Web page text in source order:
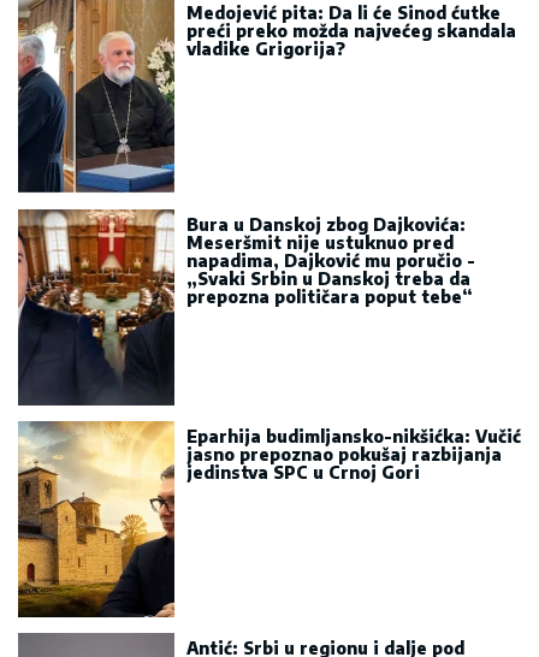
Medojević pita: Da li će Sinod ćutke
preći preko možda najvećeg skandala
vladike Grigorija?
Bura u Danskoj zbog Dajkovića:
Meseršmit nije ustuknuo pred
napadima, Dajković mu poručio -
„Svaki Srbin u Danskoj treba da
prepozna političara poput tebe“
Eparhija budimljansko-nikšićka: Vučić
jasno prepoznao pokušaj razbijanja
jedinstva SPC u Crnoj Gori
Antić: Srbi u regionu i dalje pod